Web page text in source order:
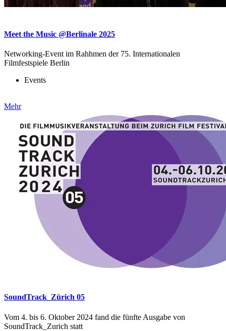
Meet the Music @Berlinale 2025
Networking-Event im Rahhmen der 75. Internationalen
Filmfestspiele Berlin
Events
Mehr
SoundTrack_Zürich 05
Vom 4. bis 6. Oktober 2024 fand die fünfte Ausgabe von
SoundTrack_Zurich statt